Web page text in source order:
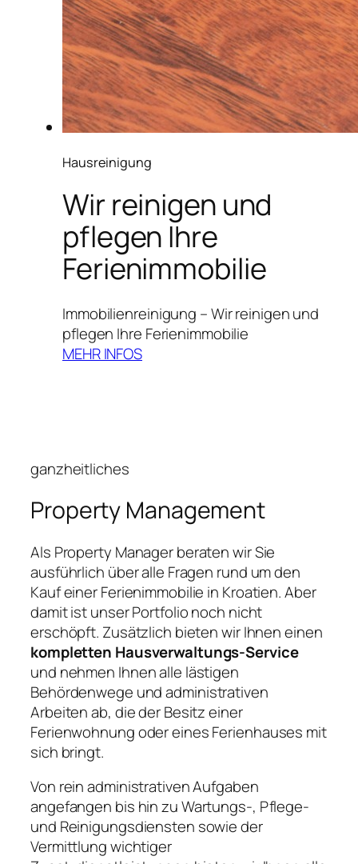
Hausreinigung
Wir reinigen und
pflegen Ihre
Ferienimmobilie
Immobilienreinigung – Wir reinigen und
pflegen Ihre Ferienimmobilie
MEHR INFOS
ganzheitliches
Property Management
Als Property Manager beraten wir Sie
ausführlich über alle Fragen rund um den
Kauf einer Ferienimmobilie in Kroatien. Aber
damit ist unser Portfolio noch nicht
erschöpft. Zusätzlich bieten wir Ihnen einen
kompletten Hausverwaltungs-Service
und nehmen Ihnen alle lästigen
Behördenwege und administrativen
Arbeiten ab, die der Besitz einer
Ferienwohnung oder eines Ferienhauses mit
sich bringt.
Von rein administrativen Aufgaben
angefangen bis hin zu Wartungs-, Pflege-
und Reinigungsdiensten sowie der
Vermittlung wichtiger